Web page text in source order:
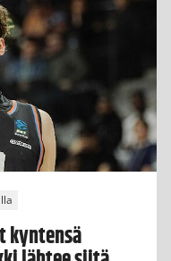
kyntensä